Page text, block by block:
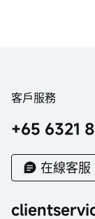
客戶服務
+65 6321
在線客服